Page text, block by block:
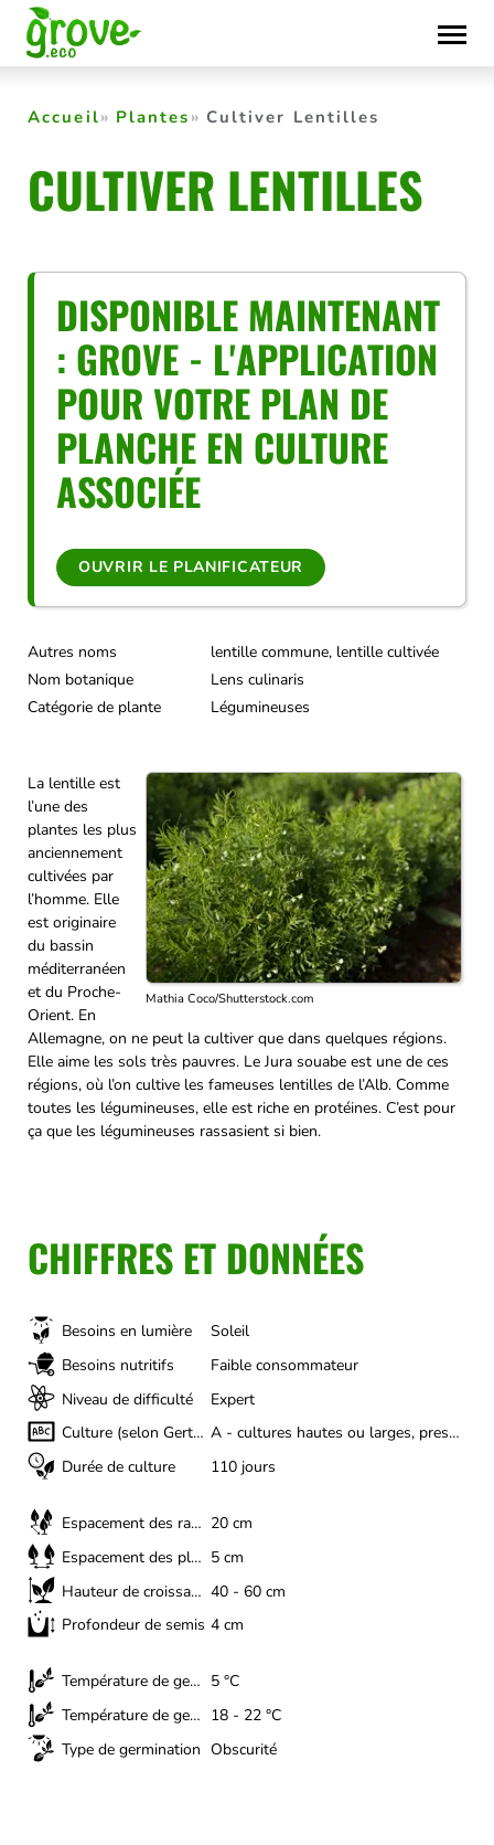
Skip
to
content
Accueil Plantes Cultiver Lentilles
CULTIVER LENTILLES
DISPONIBLE MAINTENANT
: GROVE - L'APPLICATION
POUR VOTRE PLAN DE
PLANCHE EN CULTURE
ASSOCIÉE
OUVRIR LE PLANIFICATEUR
Autres noms
lentille commune, lentille cultivée
Nom botanique
Lens culinaris
Catégorie de plante
Légumineuses
Mathia Coco/Shutterstock.com
La lentille est
l’une des
plantes les plus
anciennement
cultivées par
l’homme. Elle
est originaire
du bassin
méditerranéen
et du Proche-
Orient. En
Allemagne, on ne peut la cultiver que dans quelques régions.
Elle aime les sols très pauvres. Le Jura souabe est une de ces
régions, où l’on cultive les fameuses lentilles de l’Alb. Comme
toutes les légumineuses, elle est riche en protéines. C’est pour
ça que les légumineuses rassasient si bien.
CHIFFRES ET DONNÉES
Besoins en lumière
Soleil
Besoins nutritifs
Faible consommateur
Niveau de difficulté
Expert
Culture (selon Gertrud Franck)
A - cultures hautes ou larges, presque toute l'année
Durée de culture
110 jours
Espacement des rangs
20 cm
Espacement des plantes
5 cm
Hauteur de croissance
40 - 60 cm
Profondeur de semis 4 cm
Température de germination (minimum)
5 °C
Température de germination (optimale)
18 - 22 °C
Type de germination Obscurité